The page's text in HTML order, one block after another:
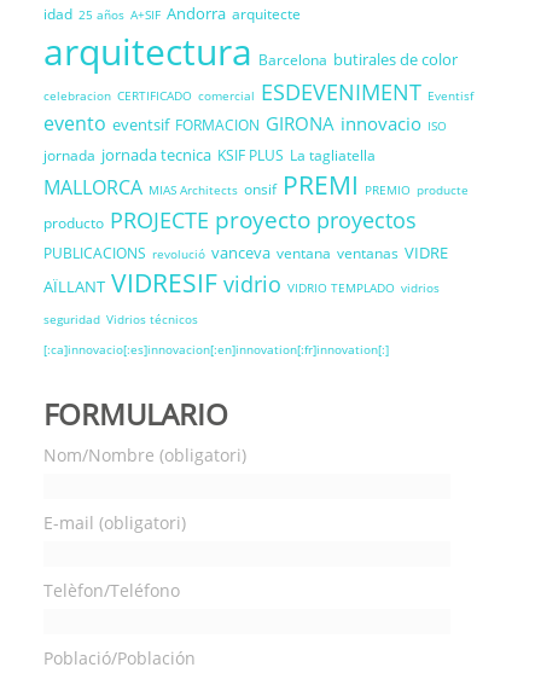
idad 25 años A+SIF Andorra arquitecte
arquitectura Barcelona butirales de color
celebracion CERTIFICADO comercial ESDEVENIMENT Eventisf
evento eventsif FORMACION GIRONA innovacio ISO
jornada jornada tecnica KSIF PLUS La tagliatella
MALLORCA MIAS Architects onsif PREMI PREMIO producte
producto PROJECTE proyecto proyectos
PUBLICACIONS revolució vanceva ventana ventanas VIDRE
AÏLLANT VIDRESIF vidrio VIDRIO TEMPLADO vidrios
seguridad Vidrios técnicos
[:ca]innovacio[:es]innovacion[:en]innovation[:fr]innovation[:]
FORMULARIO
Nom/Nombre (obligatori)
E-mail (obligatori)
Telèfon/Teléfono
Població/Población